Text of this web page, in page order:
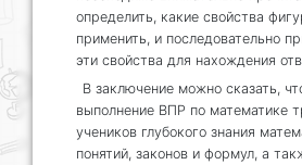
определить, какие свойства
применить, и последовательно
эти свойства для нахождения
В заключение можно сказать,
выполнение ВПР по математике
учеников глубокого знания
понятий, законов и формул, а